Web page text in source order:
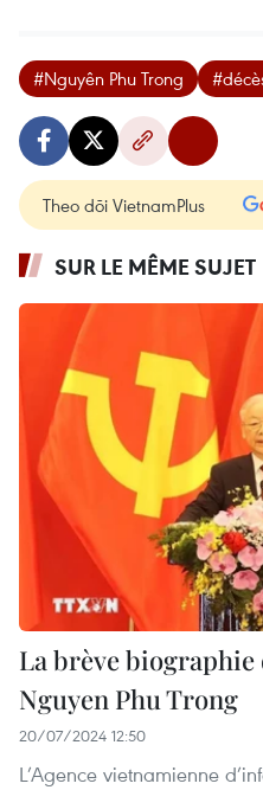
#Nguyên Phu Trong
Theo dõi VietnamPlus
SUR LE MÊME SUJET
La brève
Nguyen Phu Trong
20/07/2024 12:50
L’Agence vietnamienne